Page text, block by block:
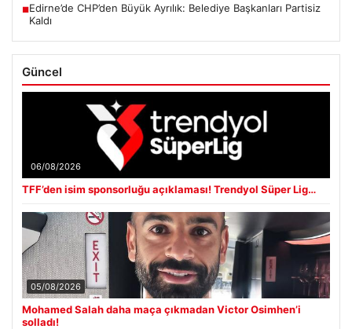
■Edirne’de CHP’den Büyük Ayrılık: Belediye Başkanları Partisiz
Kaldı
Güncel
06/08/2026
TFF’den isim sponsorluğu açıklaması! Trendyol Süper Lig…
05/08/2026
Mohamed Salah daha maça çıkmadan Victor Osimhen’i
solladı!